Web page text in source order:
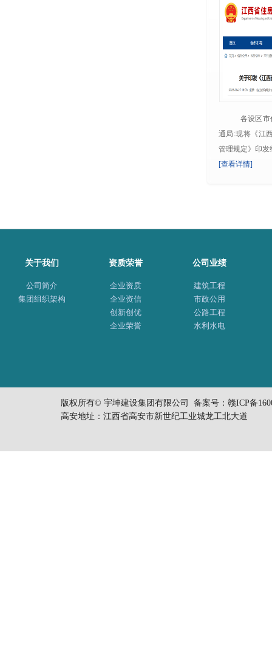
各设区市
通局:现将《江
管理规定》印发
[查看详情]
关于我们
公司简介
集团组织架构
资质荣誉
企业资质
企业资信
创新创优
企业荣誉
公司业绩
建筑工程
市政公用
公路工程
水利水电
版权所有© 宇坤建设集团有限公司 备案号： 赣ICP备
高安地址：江西省高安市新世纪工业城龙工北